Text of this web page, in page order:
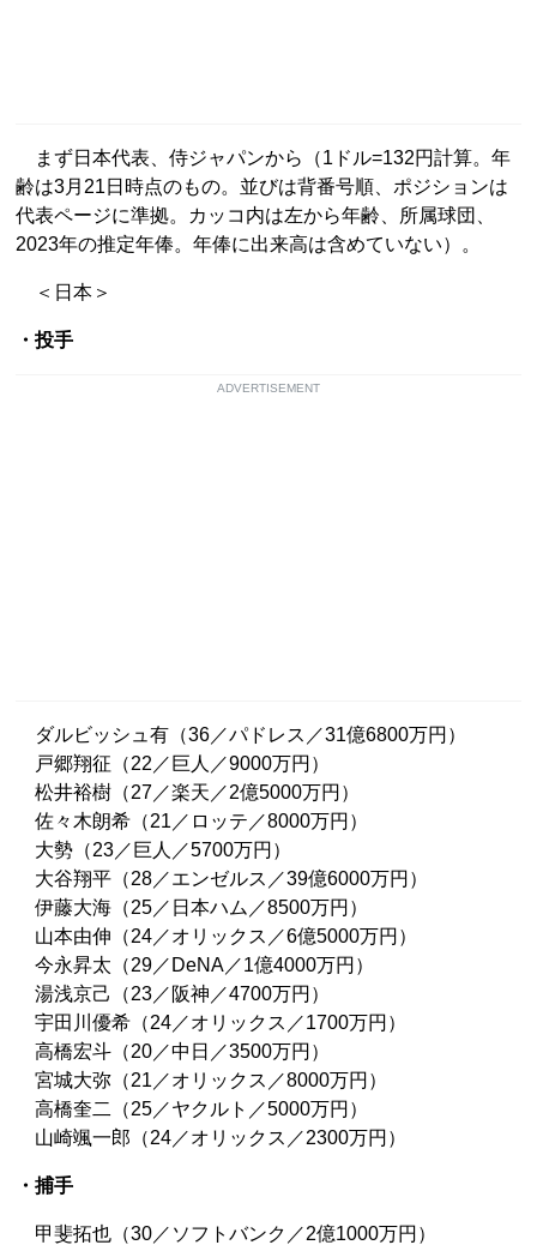
まず日本代表、侍ジャパンから（1ドル=132円計算。年
齢は3月21日時点のもの。並びは背番号順、ポジションは
代表ページに準拠。カッコ内は左から年齢、所属球団、
2023年の推定年俸。年俸に出来高は含めていない）。
＜日本＞
・投手
ADVERTISEMENT
ダルビッシュ有（36／パドレス／31億6800万円）
戸郷翔征（22／巨人／9000万円）
松井裕樹（27／楽天／2億5000万円）
佐々木朗希（21／ロッテ／8000万円）
大勢（23／巨人／5700万円）
大谷翔平（28／エンゼルス／39億6000万円）
伊藤大海（25／日本ハム／8500万円）
山本由伸（24／オリックス／6億5000万円）
今永昇太（29／DeNA／1億4000万円）
湯浅京己（23／阪神／4700万円）
宇田川優希（24／オリックス／1700万円）
高橋宏斗（20／中日／3500万円）
宮城大弥（21／オリックス／8000万円）
高橋奎二（25／ヤクルト／5000万円）
山崎颯一郎（24／オリックス／2300万円）
・捕手
甲斐拓也（30／ソフトバンク／2億1000万円）